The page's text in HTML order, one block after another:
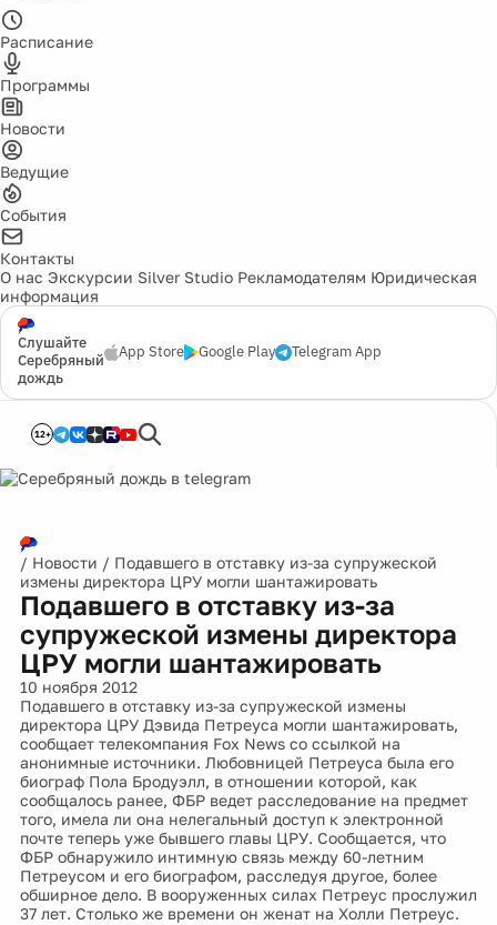
Расписание
Программы
Новости
Ведущие
События
Контакты
О нас Экскурсии Silver Studio Рекламодателям Юридическая
информация
Слушайте
Серебряный
дождь
App Store Google Play Telegram App
12+
/ Новости / Подавшего в отставку из-за супружеской
измены директора ЦРУ могли шантажировать
Подавшего в отставку из-за
супружеской измены директора
ЦРУ могли шантажировать
10 ноября 2012
Подавшего в отставку из-за супружеской измены
директора ЦРУ Дэвида Петреуса могли шантажировать,
сообщает телекомпания Fox News со ссылкой на
анонимные источники. Любовницей Петреуса была его
биограф Пола Бродуэлл, в отношении которой, как
сообщалось ранее, ФБР ведет расследование на предмет
того, имела ли она нелегальный доступ к электронной
почте теперь уже бывшего главы ЦРУ. Сообщается, что
ФБР обнаружило интимную связь между 60-летним
Петреусом и его биографом, расследуя другое, более
обширное дело. В вооруженных силах Петреус прослужил
37 лет. Столько же времени он женат на Холли Петреус.